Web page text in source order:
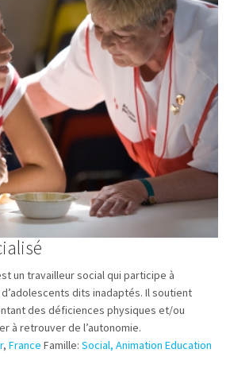
un travailleur social qui participe à
dits inadaptés. Il soutient
des déficiences physiques et/ou
à retrouver de l’autonomie.
, France Famille: Social, Animation Education